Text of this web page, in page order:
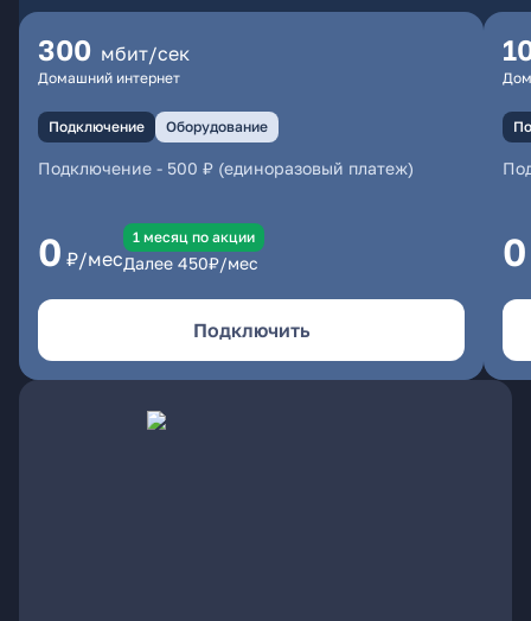
300 мбит/сек
Домашний интернет
Подключение Оборудование
Подключение - 500 ₽ (единоразовый платеж)
0 ₽/мес
1 месяц по акции
Далее 450₽/мес
Подключить
0